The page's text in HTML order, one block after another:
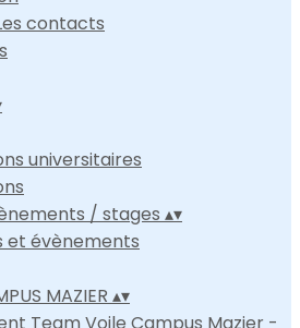
contacts
universitaires
/ stages ▴▾
et évènements
MAZIER ▴▾